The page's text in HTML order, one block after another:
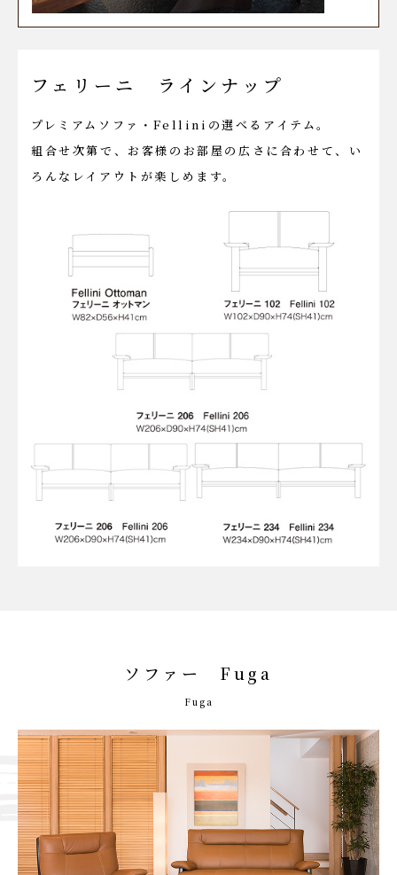
フェリーニ ラインナップ
プレミアムソファ・Felliniの選べるアイテム。
組合せ次第で、お客様のお部屋の広さに合わせて、い
ろんなレイアウトが楽しめます。
ソファー Fuga
Fuga